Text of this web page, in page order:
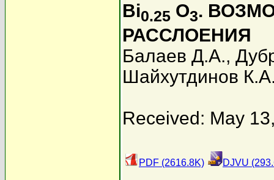
Bi0.25 O3.
РАССЛОЕНИЯ
Балаев Д.А.,
Шайхутдинов
Received: May
PDF (2616.8K) DJVU